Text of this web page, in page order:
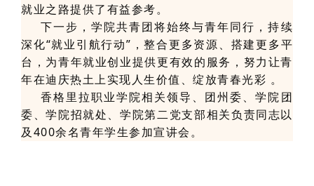
就业之路提供了有益参考。
下一步，学院共青团将始终与青年同行，持续
深化“就业引航行动”，整合更多资源、搭建更多平
台，为青年就业创业提供更有效的服务，努力让青
年在迪庆热土上实现人生价值、绽放青春光彩 。
香格里拉职业学院相关领导、团州委、学院团
委、学院招就处、学院第二党支部相关负责同志以
及400余名青年学生参加宣讲会。